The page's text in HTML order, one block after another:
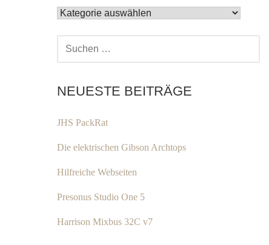
KATEGORIEN
NEUESTE BEITRÄGE
JHS PackRat
Die elektrischen Gibson Archtops
Hilfreiche Webseiten
Presonus Studio One 5
Harrison Mixbus 32C v7